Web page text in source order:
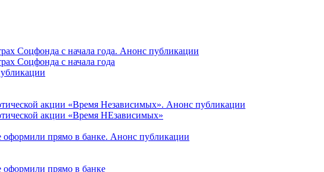
Соцфонда с начала года. Анонс публикации
Соцфонда с начала года
акции «Время Независимых». Анонс публикации
акции «Время НЕзависимых»
оформили прямо в банке. Анонс публикации
оформили прямо в банке